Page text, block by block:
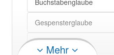
Buchstabenglaube
Gespensterglaube
Teufelsglaube
Mehr